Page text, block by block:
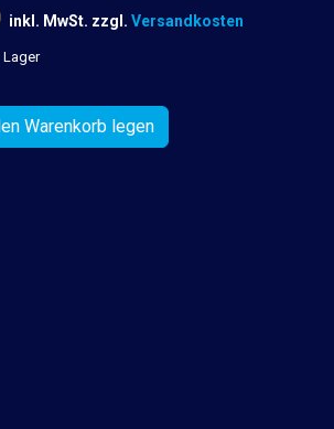
inkl. MwSt. zzgl. Versandkosten